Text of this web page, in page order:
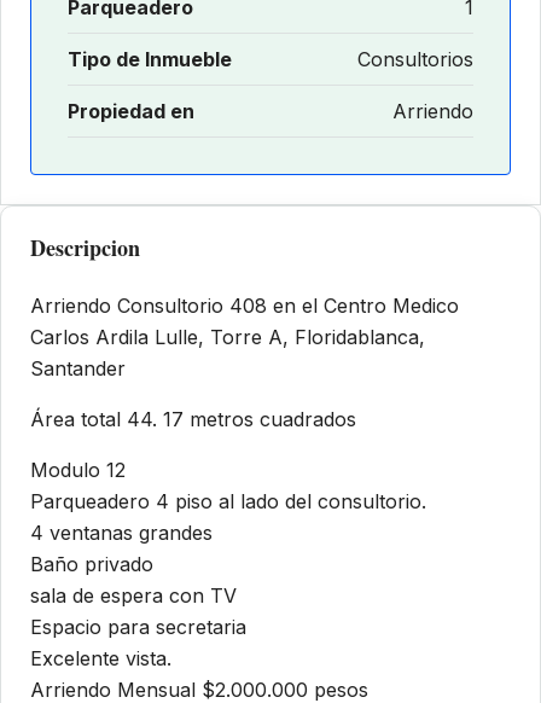
Parqueadero 1
Tipo de Inmueble Consultorios
Propiedad en Arriendo
Descripcion
Arriendo Consultorio 408 en el Centro Medico
Carlos Ardila Lulle, Torre A, Floridablanca,
Santander
Área total 44. 17 metros cuadrados
Modulo 12
Parqueadero 4 piso al lado del consultorio.
4 ventanas grandes
Baño privado
sala de espera con TV
Espacio para secretaria
Excelente vista.
Arriendo Mensual $2.000.000 pesos